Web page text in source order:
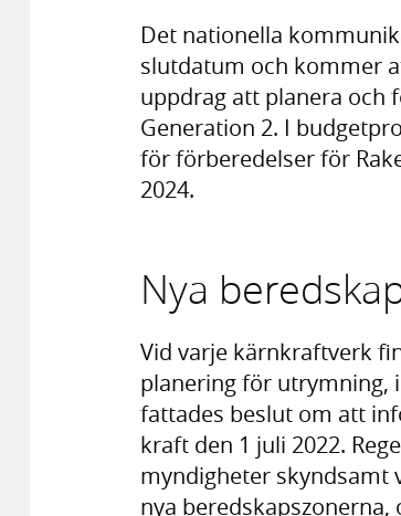
Det nationella
slutdatum och kommer
uppdrag att planera och
Generation 2. I
för förberedelser för
2024.
Nya
Vid varje kärnkraftverk
planering för utrymning,
fattades beslut om att
kraft den 1 juli 2022.
myndigheter skyndsamt
nya beredskapszonerna,